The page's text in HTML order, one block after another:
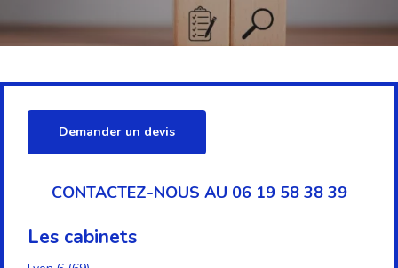
Demander un devis
CONTACTEZ-NOUS AU 06 19 58 38 39
Les cabinets